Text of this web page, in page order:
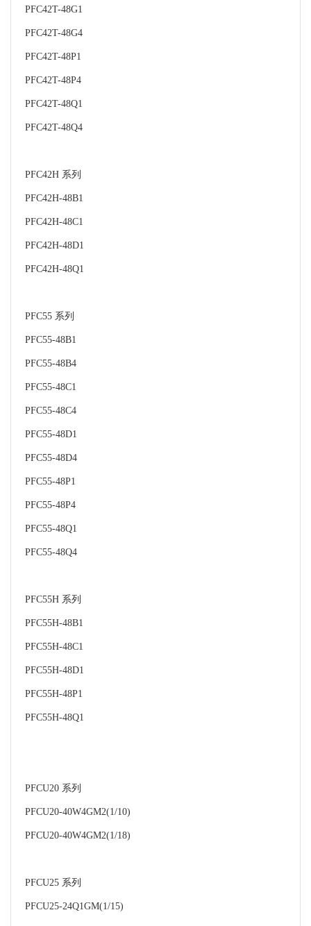
PFC42T-48G1
PFC42T-48G4
PFC42T-48P1
PFC42T-48P4
PFC42T-48Q1
PFC42T-48Q4
PFC42H 系列
PFC42H-48B1
PFC42H-48C1
PFC42H-48D1
PFC42H-48Q1
PFC55 系列
PFC55-48B1
PFC55-48B4
PFC55-48C1
PFC55-48C4
PFC55-48D1
PFC55-48D4
PFC55-48P1
PFC55-48P4
PFC55-48Q1
PFC55-48Q4
PFC55H 系列
PFC55H-48B1
PFC55H-48C1
PFC55H-48D1
PFC55H-48P1
PFC55H-48Q1
PFCU20 系列
PFCU20-40W4GM2(1/10)
PFCU20-40W4GM2(1/18)
PFCU25 系列
PFCU25-24Q1GM(1/15)